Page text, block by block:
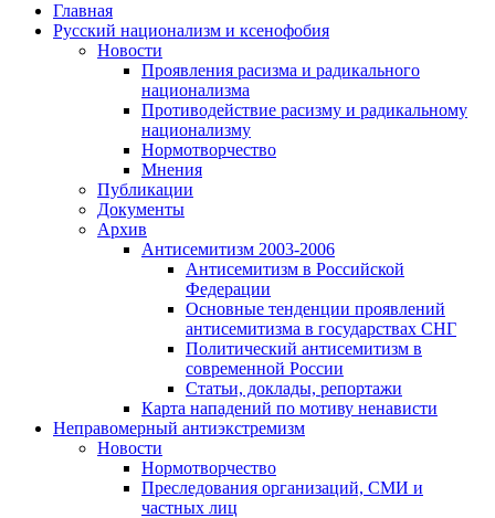
Главная
Русский национализм и ксенофобия
Новости
Проявления расизма и радикального
национализма
Противодействие расизму и радикальному
национализму
Нормотворчество
Мнения
Публикации
Документы
Архив
Антисемитизм 2003-2006
Антисемитизм в Российской
Федерации
Основные тенденции проявлений
антисемитизма в государствах СНГ
Политический антисемитизм в
современной России
Статьи, доклады, репортажи
Карта нападений по мотиву ненависти
Неправомерный антиэкстремизм
Новости
Нормотворчество
Преследования организаций, СМИ и
частных лиц